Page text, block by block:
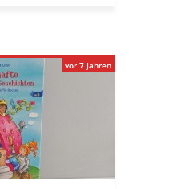
vor 7 Jahren